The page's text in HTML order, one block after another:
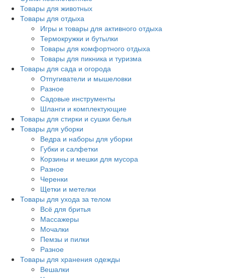
Товары для животных
Товары для отдыха
Игры и товары для активного отдыха
Термокружки и бутылки
Товары для комфортного отдыха
Товары для пикника и туризма
Товары для сада и огорода
Отпугиватели и мышеловки
Разное
Садовые инструменты
Шланги и комплектующие
Товары для стирки и сушки белья
Товары для уборки
Ведра и наборы для уборки
Губки и салфетки
Корзины и мешки для мусора
Разное
Черенки
Щетки и метелки
Товары для ухода за телом
Всё для бритья
Массажеры
Мочалки
Пемзы и пилки
Разное
Товары для хранения одежды
Вешалки